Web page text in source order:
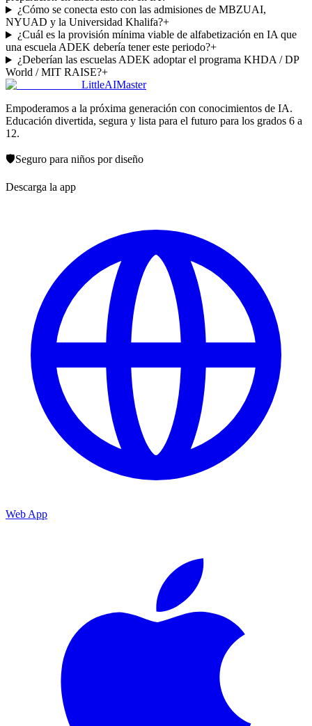
¿Cómo se conecta esto con las admisiones de MBZUAI,
NYUAD y la Universidad Khalifa?+
¿Cuál es la provisión mínima viable de alfabetización en IA que
una escuela ADEK debería tener este periodo?+
¿Deberían las escuelas ADEK adoptar el programa KHDA / DP
World / MIT RAISE?+
LittleAIMaster
Empoderamos a la próxima generación con conocimientos de IA.
Educación divertida, segura y lista para el futuro para los grados 6 a
12.
🛡️Seguro para niños por diseño
Descarga la app
Web App